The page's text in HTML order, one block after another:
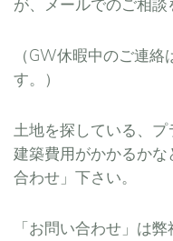
が、メールでのご相談
（GW休暇中のご連
す。）
土地を探している、
建築費用がかかるか
合わせ」下さい。
「お問い合わせ」は